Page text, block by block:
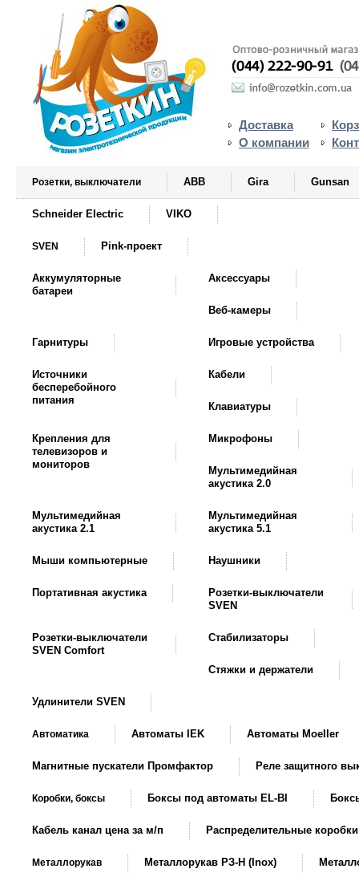
Доставка
О компании
Розетки, выключатели ABB Gira Gunsan
Schneider Electric VIKO
SVEN Pink-проект
Аккумуляторные
батареи
Аксессуары
Веб-камеры
Гарнитуры Игровые устройства
Источники
бесперебойного
питания
Кабели
Клавиатуры
Крепления для
телевизоров и
мониторов
Микрофоны
Мультимедийная
акустика 2.0
Мультимедийная
акустика 2.1
Мультимедийная
акустика 5.1
Мыши компьютерные Наушники
Портативная акустика
Розетки-выключатели
SVEN
Розетки-выключатели
SVEN Comfort
Стабилизаторы
Стяжки и держатели
Удлинители SVEN
Автоматика Автоматы IEK Автоматы Moeller
Магнитные пускатели Промфактор Реле защитного
Коробки, боксы Боксы под автоматы EL-BI
Кабель канал цена за м/п Распределительные коробки
Металлорукав Металлорукав РЗ-Н (Inox)